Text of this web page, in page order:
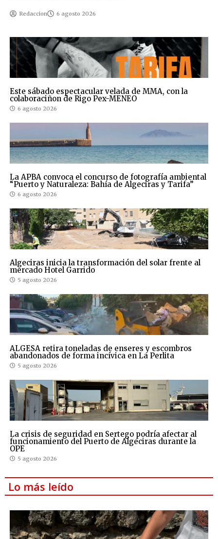
Redaccion 6 agosto 2026
Este sábado espectacular velada de MMA, con la
colaboraciñon de Rigo Pex-MENEO
6 agosto 2026
La APBA convoca el concurso de fotografía ambiental
“Puerto y Naturaleza: Bahía de Algeciras y Tarifa”
6 agosto 2026
Algeciras inicia la transformación del solar frente al
mercado Hotel Garrido
5 agosto 2026
ALGESA retira toneladas de enseres y escombros
abandonados de forma incívica en La Perlita
5 agosto 2026
La crisis de seguridad en Sertego podría afectar al
funcionamiento del Puerto de Algeciras durante la
OPE
5 agosto 2026
Lo más leído